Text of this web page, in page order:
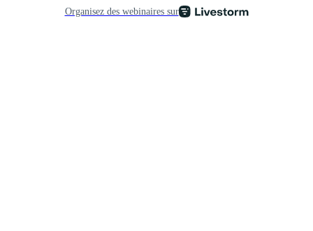
Organisez des webinaires sur